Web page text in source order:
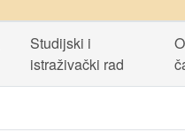
Studijski i
istraživački rad